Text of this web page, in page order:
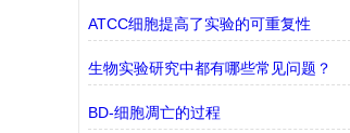
ATCC细胞提高了实验的可重复性
生物实验研究中都有哪些常见问题？
BD-细胞凋亡的过程